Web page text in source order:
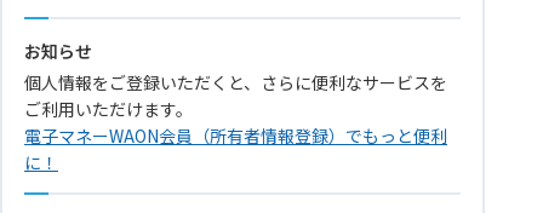
お知らせ
個人情報をご登録いただくと、さらに便利なサービスを
ご利用いただけます。
電子マネーWAON会員（所有者情報登録）でもっと便利
に！